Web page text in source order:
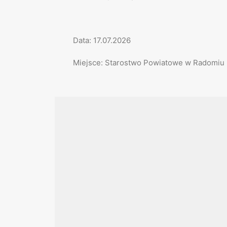
Data: 17.07.2026
Miejsce: Starostwo Powiatowe w Radomiu